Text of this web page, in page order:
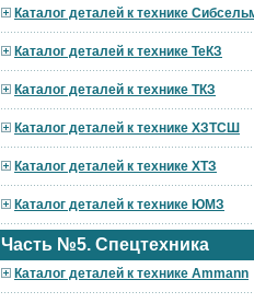
Каталог деталей к технике
Каталог деталей к технике ТеКЗ
Каталог деталей к технике ТКЗ
Каталог деталей к технике ХЗТСШ
Каталог деталей к технике ХТЗ
Каталог деталей к технике ЮМЗ
Часть №5. Спецтехника
Каталог деталей к технике Ammann